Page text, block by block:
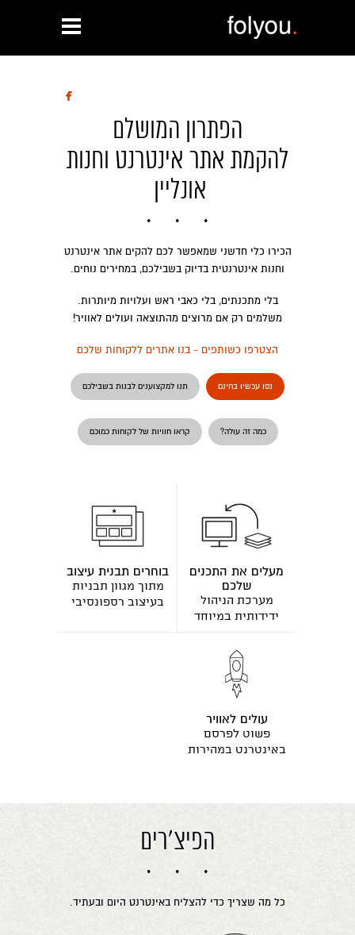

הפתרון המושלם
להקמת אתר אינטרנט וחנות
אונליין
הכירו כלי חדשני שמאפשר לכם להקים אתר אינטרנט
וחנות אינטרנטית בדיוק בשבילכם, במחירים נוחים.
בלי מתכנתים, בלי כאבי ראש ועלויות מיותרות.
משלמים רק אם מרוצים מהתוצאה ועולים לאוויר!
הצטרפו כשותפים - בנו אתרים ללקוחות שלכם
נסו עכשיו בחינם תנו למקצוענים לבנות בשבילכם
כמה זה עולה? קראו חוויות של לקוחות כמוכם
מעלים את התכנים
שלכם
מערכת הניהול
ידידותית במיוחד
בוחרים תבנית עיצוב
מתוך מגוון תבניות
בעיצוב רספונסיבי
עולים לאוויר
פשוט לפרסם
באינטרנט במהירות
הפיצ'רים
כל מה שצריך כדי להצליח באינטרנט היום ובעתיד.